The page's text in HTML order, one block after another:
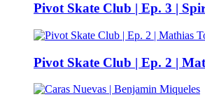
Pivot Skate Club | Ep. 3 |
Pivot Skate Club | Ep. 2 |